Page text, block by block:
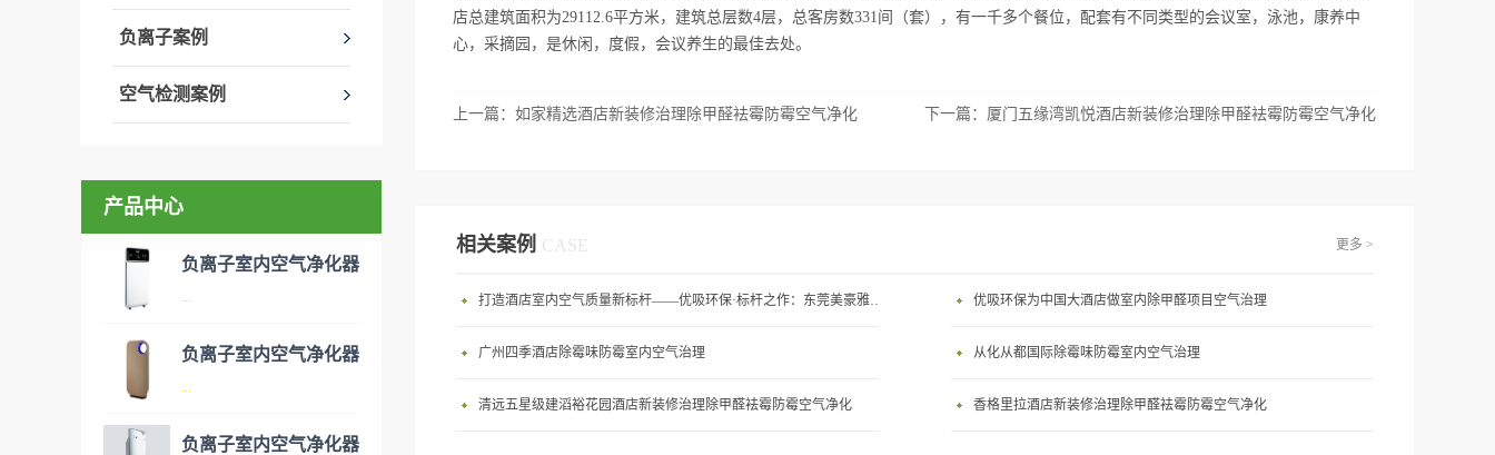
负离子案例
空气检测案例
产品中心
负离子室内空气净化器
...
般包括PM2.5、粉尘、花粉、
负离子室内空气净化器
...
负离子室内空气净化器
店总建筑面积为29112.6平方米，建筑总层数4层，总客房数331间（套），有一千多个餐位，配套有不同类型的会议室，泳池，康养中
心，采摘园，是休闲，度假，会议养生的最佳去处。
上一篇： 如家精选酒店新装修治理除甲醛袪霉防霉空气净化 下一篇： 厦门五缘湾凯悦酒店新装修治理除甲醛袪霉防霉空气净化
相关案例 CASE 更多 >
打造酒店室内空气质量新标杆——优吸环保·标杆之作：东莞美豪雅致酒店室内空气治理工程纪实 优吸环保为中国大酒店做室内除甲醛项目空气治理
广州四季酒店除霉味防霉室内空气治理 从化从都国际除霉味防霉室内空气治理
清远五星级建滔裕花园酒店新装修治理除甲醛袪霉防霉空气净化 香格里拉酒店新装修治理除甲醛袪霉防霉空气净化